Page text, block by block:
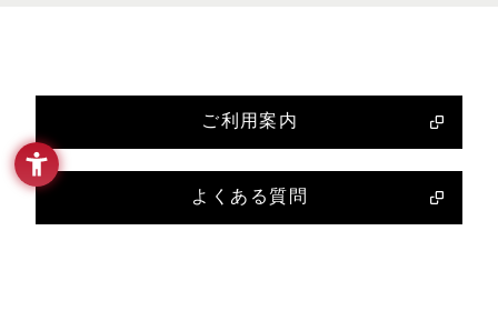
ご利用案内
よくある質問